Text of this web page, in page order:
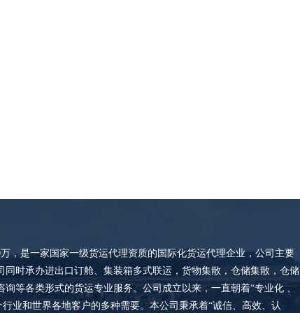
，是一家国家一级货运代理资质的国际化货运代理企业，公司主要
时承办进出口订舱、集装箱多式联运，货物集散，仓储集散，仓储
等各类形式的货运专业服务。公司成立以来，一直朝着“专业化 、
业和世界各地客户的多种需要。本公司秉承着“诚信、高效、认